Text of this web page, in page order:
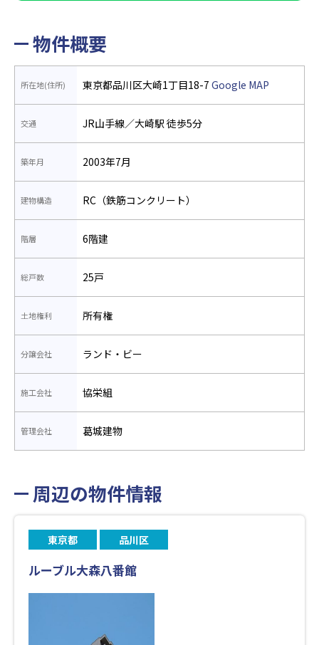
物件概要
所在地(住所) 東京都品川区大崎1丁目18-7 Google MAP
交通 JR山手線／大崎駅 徒歩5分
築年月 2003年7月
建物構造 RC（鉄筋コンクリート）
階層 6階建
総戸数 25戸
土地権利 所有権
分譲会社 ランド・ビー
施工会社 協栄組
管理会社 葛城建物
周辺の物件情報
東京都 品川区
ルーブル大森八番館